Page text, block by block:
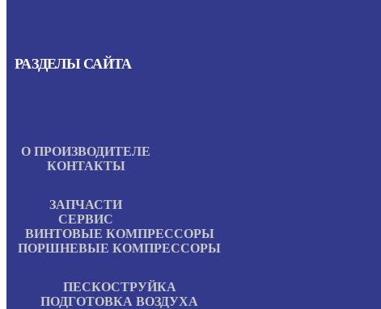
РАЗДЕЛЫ САЙТА
О ПРОИЗВОДИТЕЛЕ
КОНТАКТЫ
ЗАПЧАСТИ
СЕРВИС
ВИНТОВЫЕ КОМПРЕССОРЫ
ПОРШНЕВЫЕ КОМПРЕССОРЫ
ПЕСКОСТРУЙКА
ПОДГОТОВКА ВОЗДУХА